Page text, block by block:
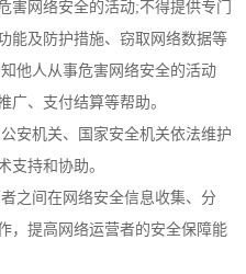
害网络安全的活动;不得提供专门
能及防护措施、窃取网络数据等
他人从事危害网络安全的活动
广、支付结算等帮助。
机关、国家安全机关依法维护
支持和协助。
间在网络安全信息收集、分
，提高网络运营者的安全保障能